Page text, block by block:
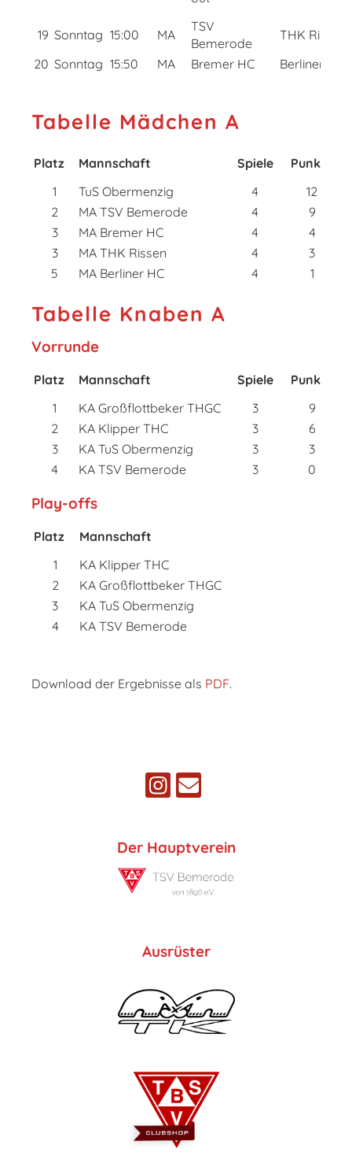
19 Sonntag 15:00 MA
TSV
Bemerode
THK Rissen
20 Sonntag 15:50 MA Bremer HC Berliner HC
Tabelle Mädchen A
Platz Mannschaft Spiele
Punkte
1
TuS Obermenzig 4
12
2
MA TSV Bemerode 4
9
3
MA Bremer HC 4
4
3
MA THK Rissen 4
3
5
MA Berliner HC 4 1
Tabelle Knaben A
Vorrunde
Platz Mannschaft Spiele
Punkte
1
KA Großflottbeker THGC 3
9
2
KA Klipper THC 3
6
3
KA TuS Obermenzig 3
3
4
KA TSV Bemerode 3 0
Play-offs
Platz
Mannschaft
1
KA Klipper THC
2
KA Großflottbeker THGC
3
KA TuS Obermenzig
4
KA TSV Bemerode
Download der Ergebnisse als PDF.
Der Hauptverein
Ausrüster